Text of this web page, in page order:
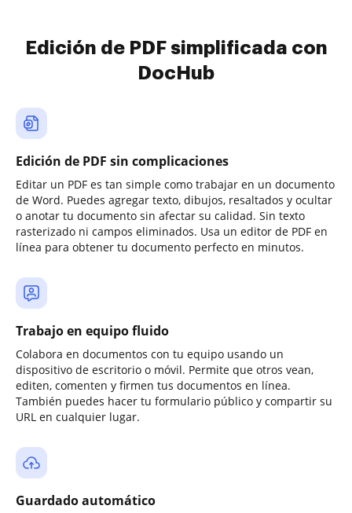
Edición de PDF simplificada con
DocHub
Edición de PDF sin complicaciones
Editar un PDF es tan simple como trabajar en un documento
de Word. Puedes agregar texto, dibujos, resaltados y ocultar
o anotar tu documento sin afectar su calidad. Sin texto
rasterizado ni campos eliminados. Usa un editor de PDF en
línea para obtener tu documento perfecto en minutos.
Trabajo en equipo fluido
Colabora en documentos con tu equipo usando un
dispositivo de escritorio o móvil. Permite que otros vean,
editen, comenten y firmen tus documentos en línea.
También puedes hacer tu formulario público y compartir su
URL en cualquier lugar.
Guardado automático